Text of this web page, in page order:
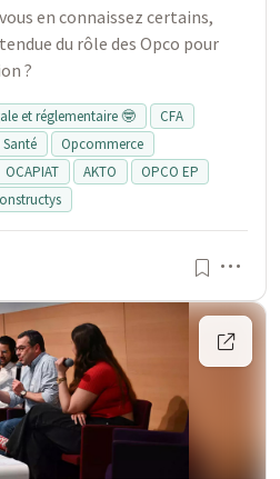
en connaissez certains,
du rôle des Opco pour
?
et réglementaire 🤓
CFA
Santé
Opcommerce
OCAPIAT AKTO
OPCO EP